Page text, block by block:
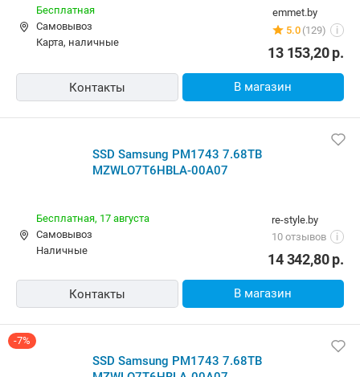
emmet.by
5.0 (129) i
Бесплатная
Самовывоз
карта, наличные
13 153,20р.
Контакты В магазин
SSD Samsung PM1743 7.68TB
MZWLO7T6HBLA-00A07
re-style.by
10 отзывов
i
Бесплатная, 17 августа
Самовывоз
наличные
14 342,80р.
Контакты В магазин
-7%
SSD Samsung PM1743 7.68TB